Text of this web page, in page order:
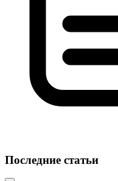
Последние статьи